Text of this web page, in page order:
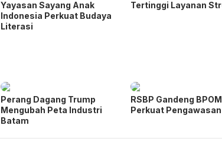
Yayasan Sayang Anak
Indonesia Perkuat Budaya
Literasi
Tertinggi Layanan
Perang Dagang Trump
Mengubah Peta Industri
Batam
RSBP Gandeng BPOM
Perkuat